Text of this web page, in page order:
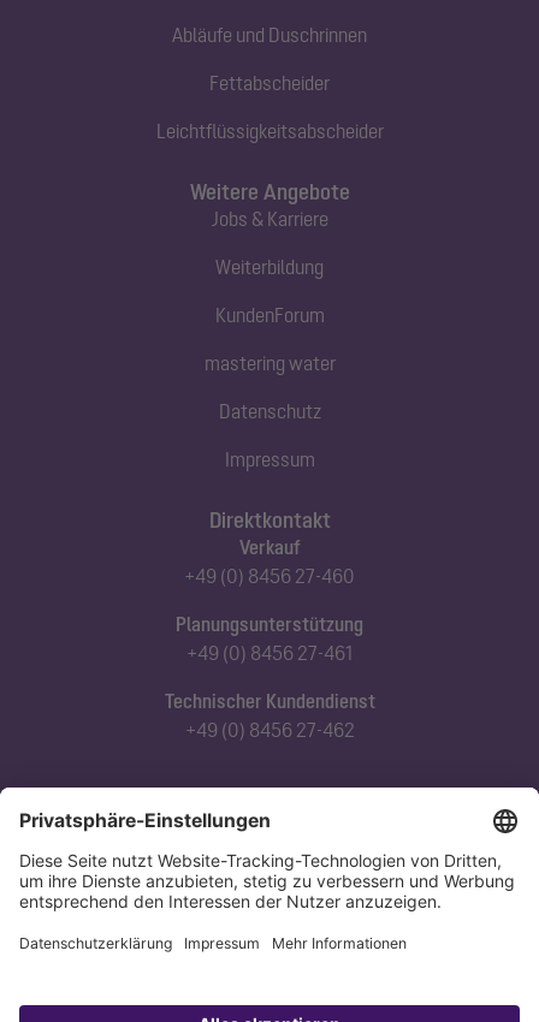
Abläufe und Duschrinnen
Fettabscheider
Leichtflüssigkeitsabscheider
Direktkontakt
Verkauf
+49 (0) 8456 27-460
Planungsunterstützung
+49 (0) 8456 27-461
Technischer Kundendienst
+49 (0) 8456 27-462
Abonnieren Sie unseren Newsletter
Jetzt anmelden
Weitere Angebote
Jobs & Karriere
Weiterbildung
KundenForum
mastering water
Datenschutz
Impressum